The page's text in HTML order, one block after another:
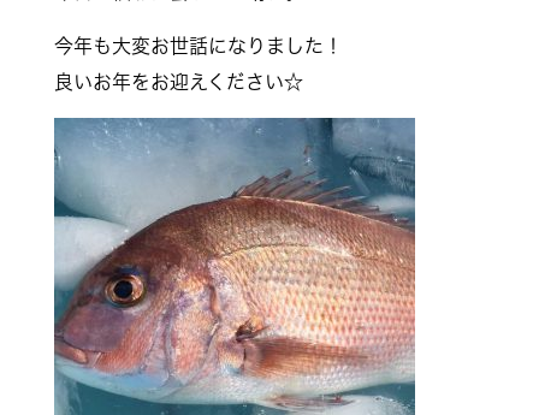
今年も大変お世話になりました！
良いお年をお迎えください☆